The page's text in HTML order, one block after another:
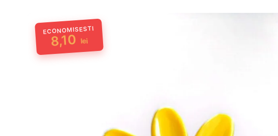
ECONOMISESTI
8,10 lei